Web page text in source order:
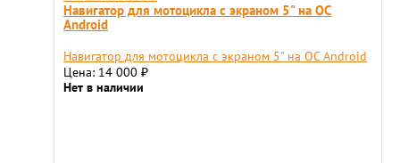
Навигатор для мотоцикла с экраном 5" на ОС
Android
Навигатор для мотоцикла с экраном 5" на ОС Android
Цена: 14 000 ₽
Нет в наличии